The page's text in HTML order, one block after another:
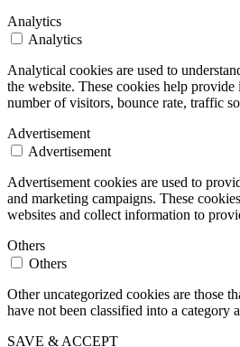
Analytics
Analytics
Analytical cookies are used to
the website. These cookies help
number of visitors, bounce rate, traffic
Advertisement
Advertisement
Advertisement cookies are used to
and marketing campaigns. These
websites and collect information to
Others
Others
Other uncategorized cookies are those
have not been classified into a category
SAVE & ACCEPT